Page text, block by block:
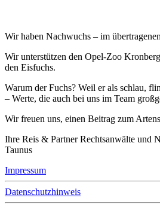
Wir haben Nachwuchs – im
Wir unterstützen den Opel-Zoo
den Eisfuchs.
Warum der Fuchs? Weil er als schlau,
– Werte, die auch bei uns im Team
Wir freuen uns, einen Beitrag zum
Ihre Reis & Partner Rechtsanwälte und
Taunus
Impressum
Datenschutzhinweis